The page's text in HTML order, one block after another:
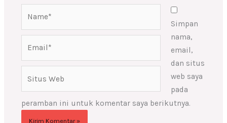
Simpan
nama,
email,
dan situs
web saya
pada
peramban ini untuk komentar saya berikutnya.